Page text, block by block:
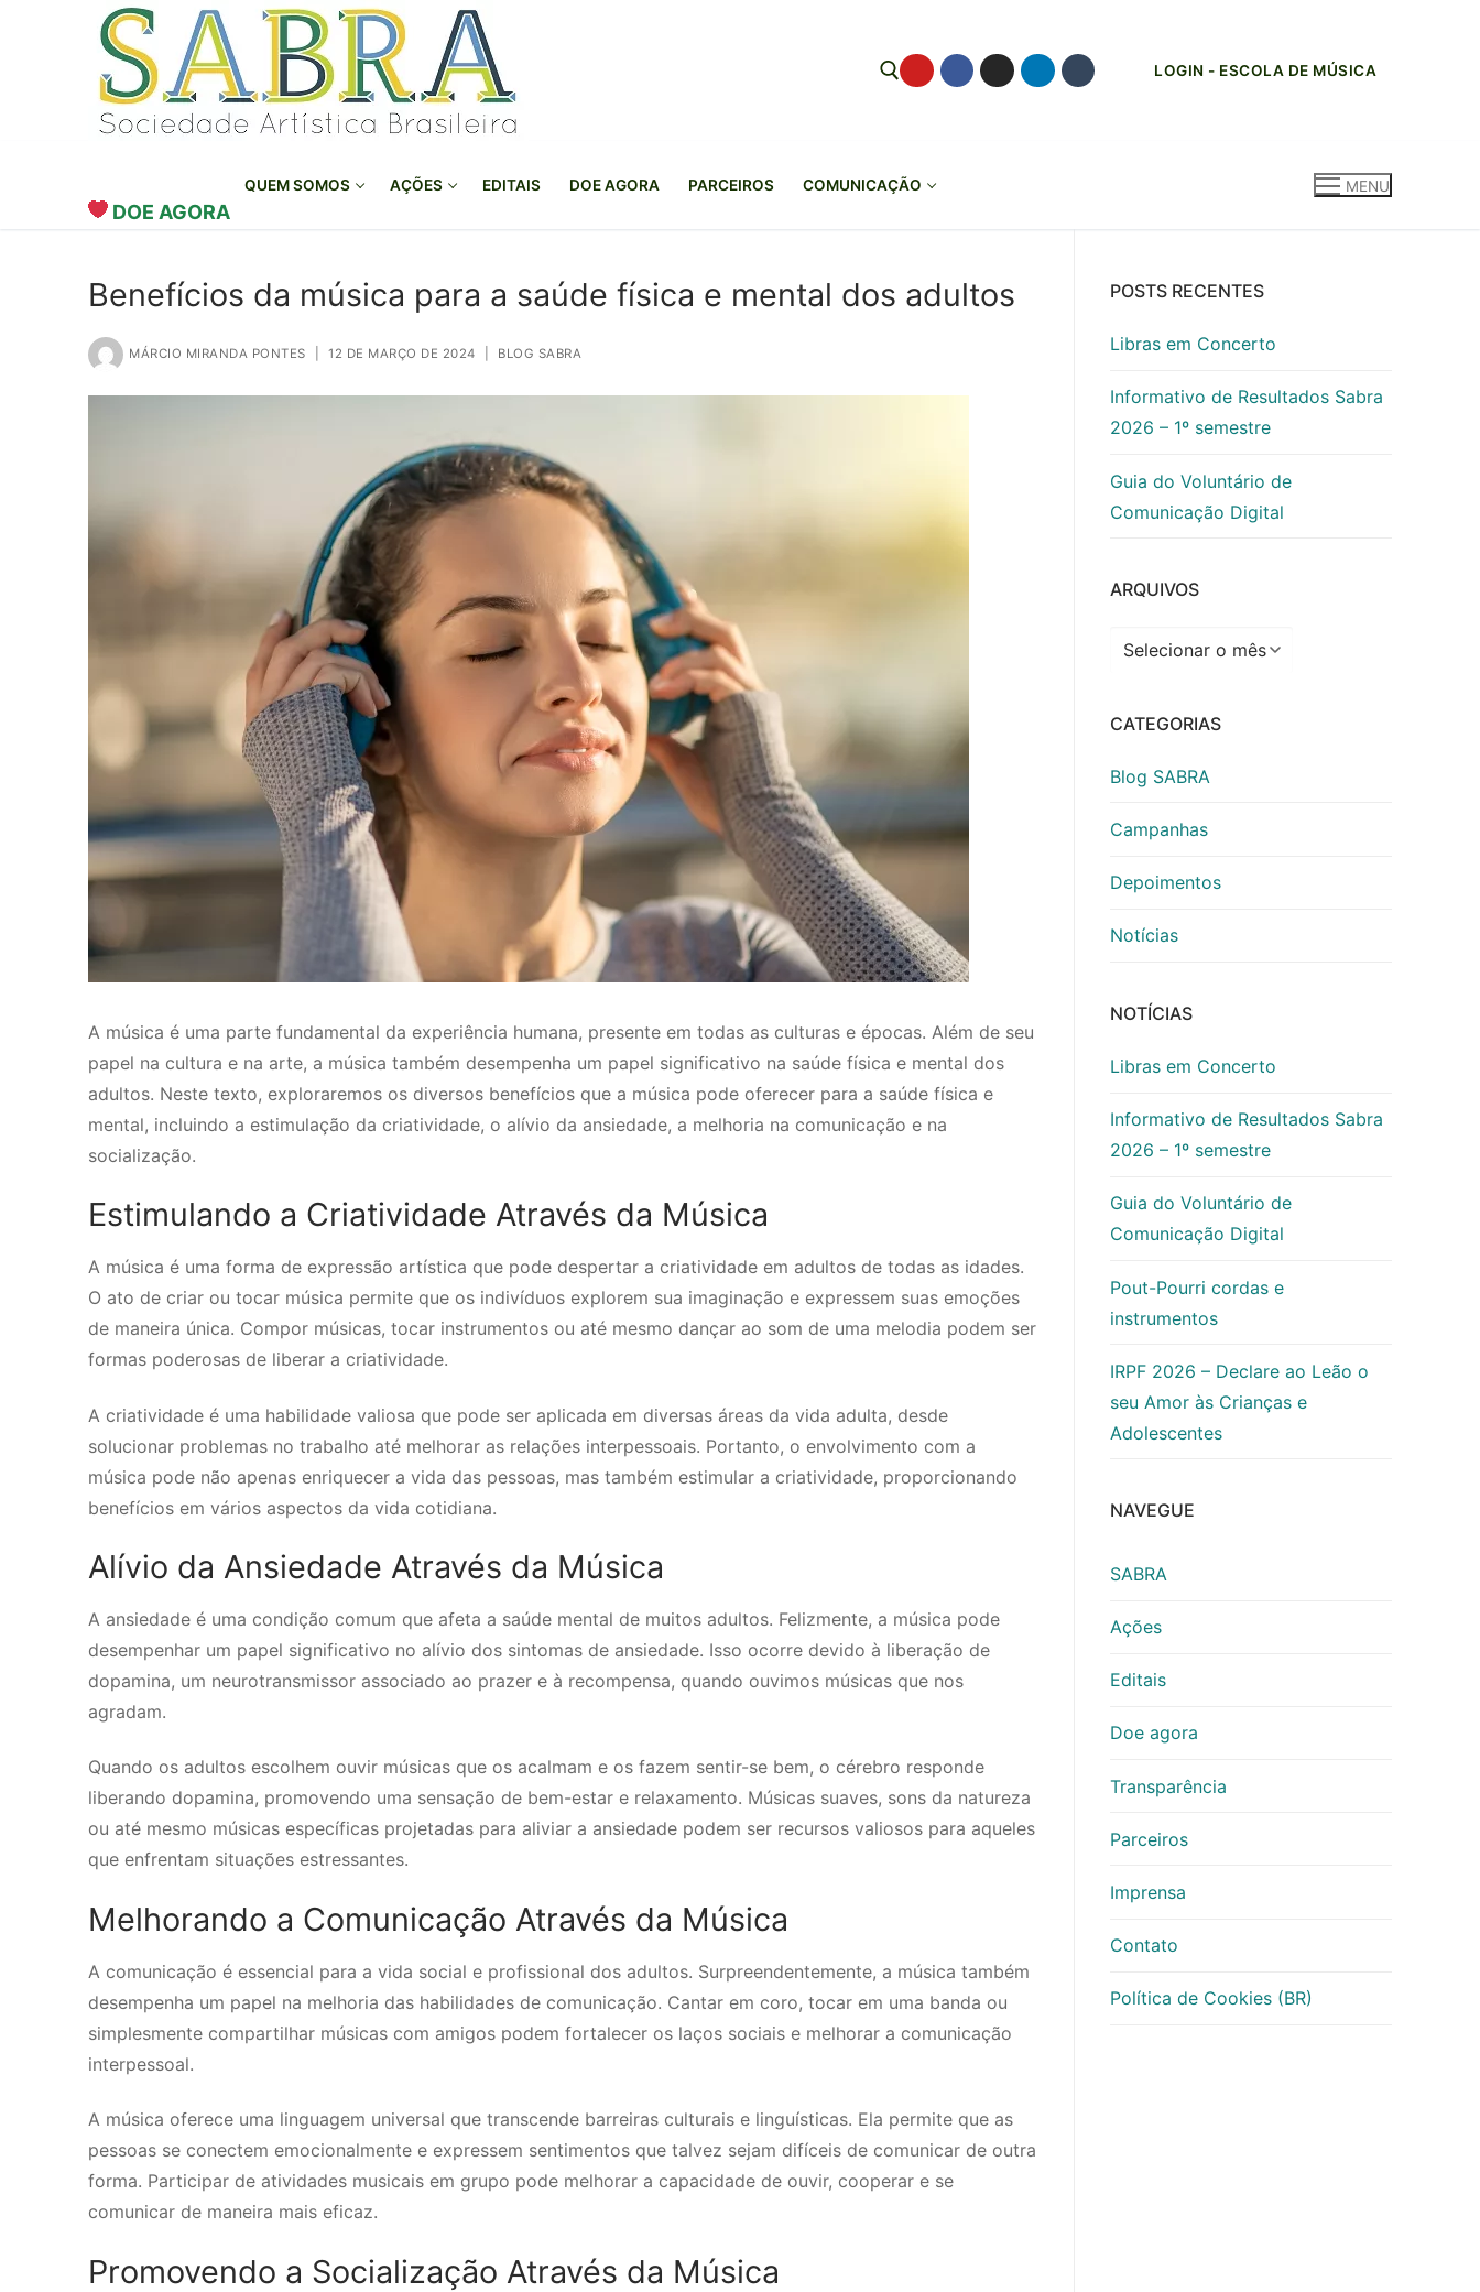
LOGIN - ESCOLA DE MÚSICA
DOE AGORA
QUEM SOMOS AÇÕES EDITAIS DOE AGORA PARCEIROS COMUNICAÇÃO MENU
Benefícios da música para a saúde física e mental dos adultos
MÁRCIO MIRANDA PONTES 12 DE MARÇO DE 2024 BLOG SABRA
A música é uma parte fundamental da experiência humana, presente em todas as culturas e épocas. Além de seu
papel na cultura e na arte, a música também desempenha um papel significativo na saúde física e mental dos
adultos. Neste texto, exploraremos os diversos benefícios que a música pode oferecer para a saúde física e
mental, incluindo a estimulação da criatividade, o alívio da ansiedade, a melhoria na comunicação e na
socialização.
Estimulando a Criatividade Através da Música
A música é uma forma de expressão artística que pode despertar a criatividade em adultos de todas as idades.
O ato de criar ou tocar música permite que os indivíduos explorem sua imaginação e expressem suas emoções
de maneira única. Compor músicas, tocar instrumentos ou até mesmo dançar ao som de uma melodia podem ser
formas poderosas de liberar a criatividade.
A criatividade é uma habilidade valiosa que pode ser aplicada em diversas áreas da vida adulta, desde
solucionar problemas no trabalho até melhorar as relações interpessoais. Portanto, o envolvimento com a
música pode não apenas enriquecer a vida das pessoas, mas também estimular a criatividade, proporcionando
benefícios em vários aspectos da vida cotidiana.
Alívio da Ansiedade Através da Música
A ansiedade é uma condição comum que afeta a saúde mental de muitos adultos. Felizmente, a música pode
desempenhar um papel significativo no alívio dos sintomas de ansiedade. Isso ocorre devido à liberação de
dopamina, um neurotransmissor associado ao prazer e à recompensa, quando ouvimos músicas que nos
agradam.
Quando os adultos escolhem ouvir músicas que os acalmam e os fazem sentir-se bem, o cérebro responde
liberando dopamina, promovendo uma sensação de bem-estar e relaxamento. Músicas suaves, sons da natureza
ou até mesmo músicas específicas projetadas para aliviar a ansiedade podem ser recursos valiosos para aqueles
que enfrentam situações estressantes.
Melhorando a Comunicação Através da Música
A comunicação é essencial para a vida social e profissional dos adultos. Surpreendentemente, a música também
desempenha um papel na melhoria das habilidades de comunicação. Cantar em coro, tocar em uma banda ou
simplesmente compartilhar músicas com amigos podem fortalecer os laços sociais e melhorar a comunicação
interpessoal.
A música oferece uma linguagem universal que transcende barreiras culturais e linguísticas. Ela permite que as
pessoas se conectem emocionalmente e expressem sentimentos que talvez sejam difíceis de comunicar de outra
forma. Participar de atividades musicais em grupo pode melhorar a capacidade de ouvir, cooperar e se
comunicar de maneira mais eficaz.
Promovendo a Socialização Através da Música
POSTS RECENTES
Libras em Concerto
Informativo de Resultados Sabra
2026 – 1º semestre
Guia do Voluntário de
Comunicação Digital
ARQUIVOS
Arquivos
CATEGORIAS
Blog SABRA
Campanhas
Depoimentos
Notícias
NOTÍCIAS
Libras em Concerto
Informativo de Resultados Sabra
2026 – 1º semestre
Guia do Voluntário de
Comunicação Digital
Pout-Pourri cordas e
instrumentos
IRPF 2026 – Declare ao Leão o
seu Amor às Crianças e
Adolescentes
NAVEGUE
SABRA
Ações
Editais
Doe agora
Transparência
Parceiros
Imprensa
Contato
Política de Cookies (BR)